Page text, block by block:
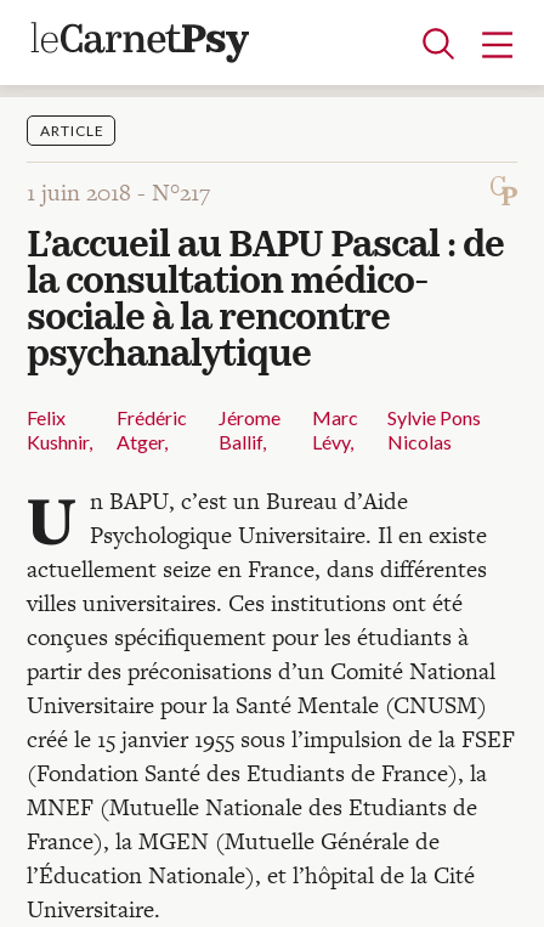
Articles
A la une
Adolescence
Dispositif
Enfance
Périnatalité
Psychanalyse
Psychopathologie
Soin
Dossiers
Auteurs
Blocs-notes
Recherches
Entretiens
Revues
Colloque
Mon panier
ARTICLE
1 juin 2018 -N°217
L’accueil au BAPU Pascal : de
la consultation médico-
sociale à la rencontre
psychanalytique
Felix
Kushnir
Frédéric
Atger
Jérome
Ballif
Marc
Lévy
Sylvie Pons
Nicolas
U n BAPU, c’est un Bureau d’Aide
Psychologique Universitaire. Il en existe
actuellement seize en France, dans différentes
villes universitaires. Ces institutions ont été
conçues spécifiquement pour les étudiants à
partir des préconisations d’un Comité National
Universitaire pour la Santé Mentale (CNUSM)
créé le 15 janvier 1955 sous l’impulsion de la FSEF
(Fondation Santé des Etudiants de France), la
MNEF (Mutuelle Nationale des Etudiants de
France), la MGEN (Mutuelle Générale de
l’Éducation Nationale), et l’hôpital de la Cité
Universitaire.